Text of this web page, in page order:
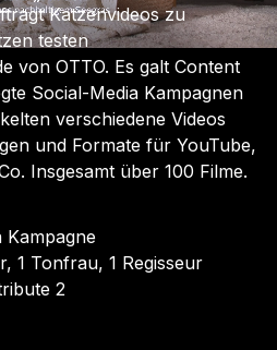
Katzenvideos zu
testen
von OTTO. Es galt Content
Social-Media Kampagnen
verschiedene Videos
und Formate für YouTube,
Insgesamt über 100 Filme.
Kampagne
1 Tonfrau, 1 Regisseur
2